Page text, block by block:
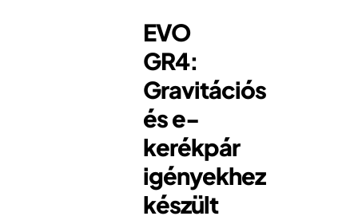
EVO
GR4:
Gravitációs
és e-
kerékpár
igényekhez
készült